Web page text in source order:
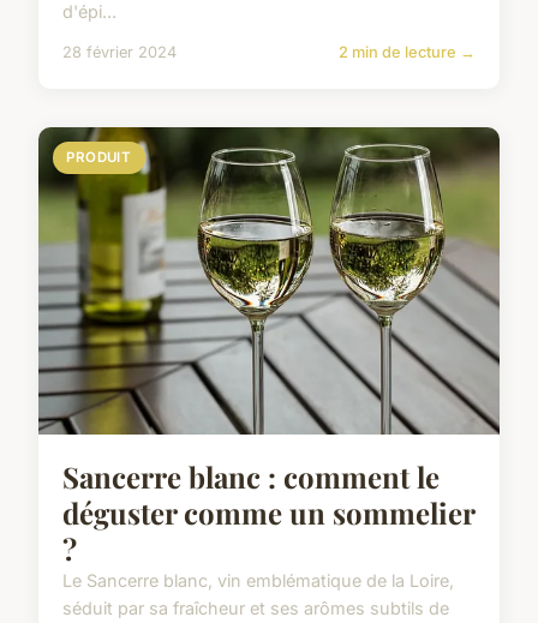
d'épi...
28 février 2024 2 min de lecture →
PRODUIT
Sancerre blanc : comment le
déguster comme un sommelier
?
Le Sancerre blanc, vin emblématique de la Loire,
séduit par sa fraîcheur et ses arômes subtils de